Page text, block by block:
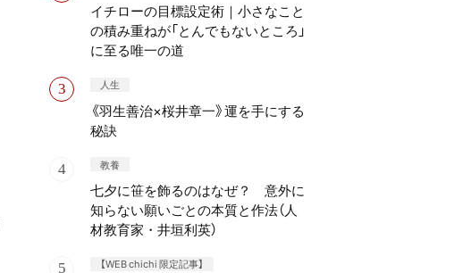
イチローの目標設定術｜小さなこと
の積み重ねが「とんでもないところ」
に至る唯一の道
人生
《羽生善治×桜井章一》運を手にする
秘訣
教養
七夕に笹を飾るのはなぜ？ 意外に
知らない願いごとの本質と作法（人
材教育家・井垣利英）
【WEB chichi 限定記事】